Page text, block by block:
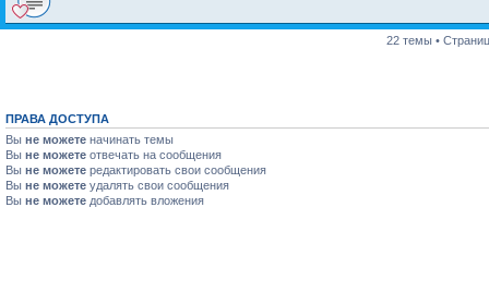
22 темы •
ПРАВА ДОСТУПА
Вы не можете начинать темы
Вы не можете отвечать на сообщения
Вы не можете редактировать свои сообщения
Вы не можете удалять свои сообщения
Вы не можете добавлять вложения